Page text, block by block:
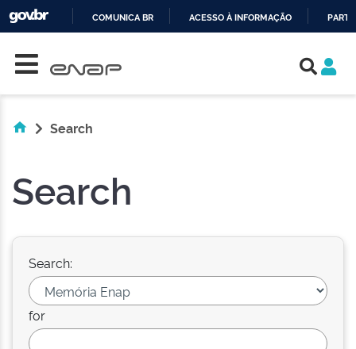
COMUNICA BR ACESSO À INFORMAÇÃO
Search
Search
Search:
for